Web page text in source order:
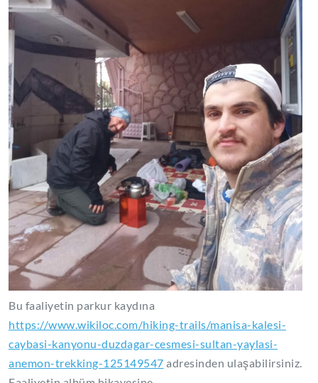
Bu faaliyetin parkur kaydına
https://www.wikiloc.com/hiking-trails/manisa-kalesi-
caybasi-kanyonu-duzdagar-cesmesi-sultan-yaylasi-
anemon-trekking-125149547 adresinden ulaşabilirsiniz.